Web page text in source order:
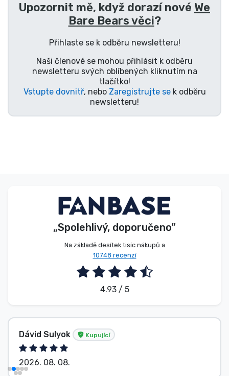
Upozornit mě, když dorazí nové We
Bare Bears věci?
Přihlaste se k odběru newsletteru!
Naši členové se mohou přihlásit k odběru
newsletteru svých oblíbených kliknutím na
tlačítko!
Vstupte dovnitř, nebo Zaregistrujte sek odběru
newsletteru!
„Spolehlivý, doporučeno”
Na základě desítek tisíc nákupů a
10748 recenzí
4.93 / 5
Dávid Sulyok Kupující
2026. 08. 08.
Filmové věci
Úžasné věci
Anime věci
Hráčské věci